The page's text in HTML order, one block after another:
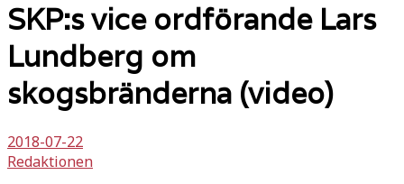
SKP:s vice ordförande Lars
Lundberg om
skogsbränderna (video)
2018-07-22
Redaktionen